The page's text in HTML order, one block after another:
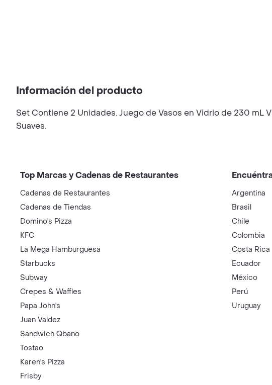
Información del producto
Set Contiene 2 Unidades. Juego de Vasos en Vidrio de 230 mL
Suaves.
Top Marcas y Cadenas de Restaurantes
Cadenas de Restaurantes
Cadenas de Tiendas
Domino's Pizza
KFC
La Mega Hamburguesa
Starbucks
Subway
Crepes & Waffles
Papa John's
Juan Valdez
Sandwich Qbano
Tostao
Karen's Pizza
Frisby
Argentina
Brasil
Chile
Colombia
Costa Rica
Ecuador
México
Perú
Uruguay